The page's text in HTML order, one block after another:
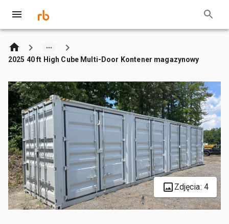
2025 40 ft High Cube Multi-Door Kontener magazynowy
Zdjęcia: 4